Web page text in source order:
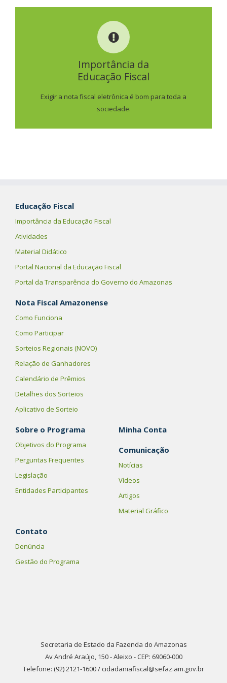
Importância da
Educação Fiscal
Exigir a nota fiscal eletrônica é bom para toda a
sociedade.
IMPORTÂNCIA DA
SAIBA MAIS
Educação Fiscal
Importância da Educação Fiscal
Atividades
Material Didático
Portal Nacional da Educação Fiscal
Portal da Transparência do Governo do Amazonas
Nota Fiscal Amazonense
Como Funciona
Como Participar
Sorteios Regionais (NOVO)
Relação de Ganhadores
Calendário de Prêmios
Detalhes dos Sorteios
Aplicativo de Sorteio
Sobre o Programa
Objetivos do Programa
Perguntas Frequentes
Legislação
Entidades Participantes
Minha Conta
Comunicação
Notícias
Vídeos
Artigos
Material Gráfico
Contato
Denúncia
Gestão do Programa
Secretaria de Estado da Fazenda do Amazonas
Av André Araújo, 150 - Aleixo - CEP: 69060-000
Telefone: (92) 2121-1600 / cidadaniafiscal@sefaz.am.gov.br